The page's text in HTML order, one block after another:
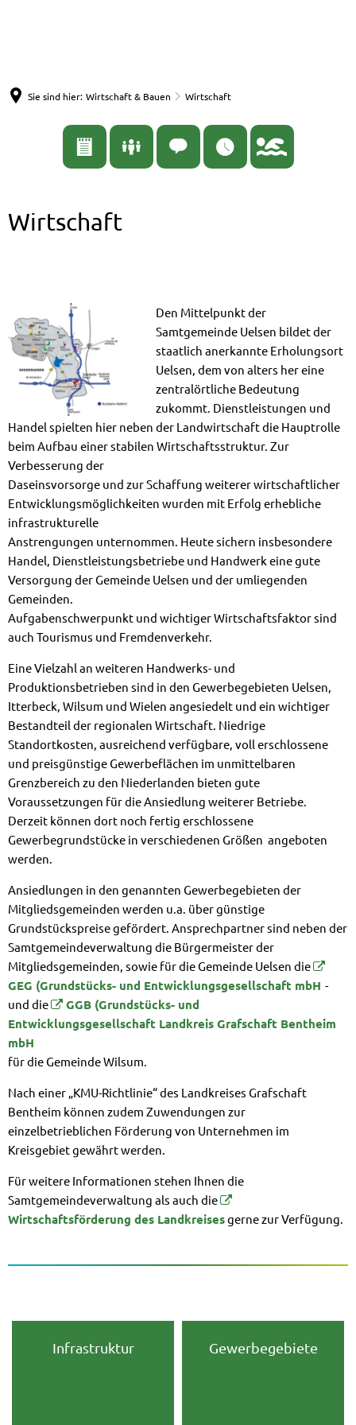
Sie sind hier: Wirtschaft & Bauen Wirtschaft
Wirtschaft
Den Mittelpunkt der
Samtgemeinde Uelsen bildet der
staatlich anerkannte Erholungsort
Uelsen, dem von alters her eine
zentralörtliche Bedeutung
zukommt. Dienstleistungen und
Handel spielten hier neben der Landwirtschaft die Hauptrolle
beim Aufbau einer stabilen Wirtschaftsstruktur. Zur
Verbesserung der
Daseinsvorsorge und zur Schaffung weiterer wirtschaftlicher
Entwicklungsmöglichkeiten wurden mit Erfolg erhebliche
infrastrukturelle
Anstrengungen unternommen. Heute sichern insbesondere
Handel, Dienstleistungsbetriebe und Handwerk eine gute
Versorgung der Gemeinde Uelsen und der umliegenden
Gemeinden.
Aufgabenschwerpunkt und wichtiger Wirtschaftsfaktor sind
auch Tourismus und Fremdenverkehr.
Eine Vielzahl an weiteren Handwerks- und
Produktionsbetrieben sind in den Gewerbegebieten Uelsen,
Itterbeck, Wilsum und Wielen angesiedelt und ein wichtiger
Bestandteil der regionalen Wirtschaft. Niedrige
Standortkosten, ausreichend verfügbare, voll erschlossene
und preisgünstige Gewerbeflächen im unmittelbaren
Grenzbereich zu den Niederlanden bieten gute
Voraussetzungen für die Ansiedlung weiterer Betriebe.
Derzeit können dort noch fertig erschlossene
Gewerbegrundstücke in verschiedenen Größen angeboten
werden.
Ansiedlungen in den genannten Gewerbegebieten der
Mitgliedsgemeinden werden u.a. über günstige
Grundstückspreise gefördert. Ansprechpartner sind neben der
Samtgemeindeverwaltung die Bürgermeister der
Mitgliedsgemeinden, sowie für die Gemeinde Uelsen die
GEG (Grundstücks- und Entwicklungsgesellschaft mbH -
und die
GGB (Grundstücks- und
Entwicklungsgesellschaft Landkreis Grafschaft Bentheim
mbH
für die Gemeinde Wilsum.
Nach einer „KMU-Richtlinie“ des Landkreises Grafschaft
Bentheim können zudem Zuwendungen zur
einzelbetrieblichen Förderung von Unternehmen im
Kreisgebiet gewährt werden.
Für weitere Informationen stehen Ihnen die
Samtgemeindeverwaltung als auch die
Wirtschaftsförderung des Landkreisesgerne zur Verfügung.
Infrastruktur Gewerbegebiete